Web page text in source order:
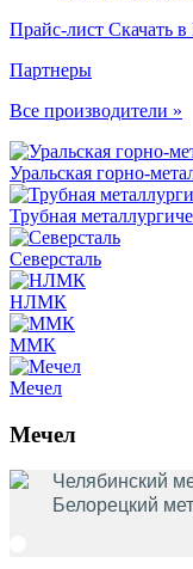
Прайс-лист Скачать в
Партнеры
Все производители »
Уральская горно-
Трубная
Северсталь
НЛМК
ММК
Мечел
Мечел
Челябинский
Белорецкий